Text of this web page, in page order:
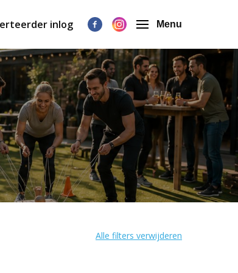
inlog Menu
Alle filters verwijderen